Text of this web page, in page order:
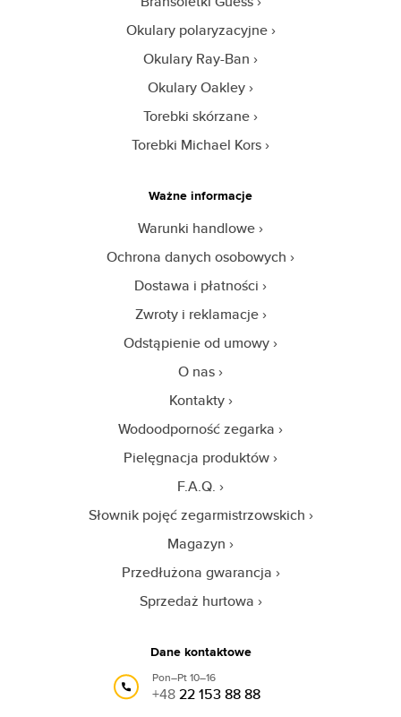
Okulary polaryzacyjne
Okulary Ray-Ban
Okulary Oakley
Torebki skórzane
Torebki Michael Kors
Ważne informacje
Warunki handlowe
Ochrona danych osobowych
Dostawa i płatności
Zwroty i reklamacje
Odstąpienie od umowy
O nas
Kontakty
Wodoodporność zegarka
Pielęgnacja produktów
F.A.Q.
Słownik pojęć zegarmistrzowskich
Magazyn
Przedłużona gwarancja
Sprzedaż hurtowa
Dane kontaktowe
Pon–Pt 10–16
+4822 153 88 88